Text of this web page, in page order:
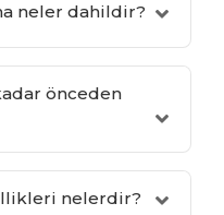
neler dahildir?
önceden
nelerdir?